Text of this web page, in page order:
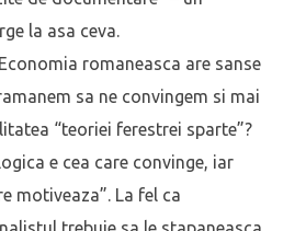
la asa ceva.
romaneasca are sanse
sa ne convingem si mai
“teoriei ferestrei sparte”?
e cea care convinge, iar
motiveaza”. La fel ca